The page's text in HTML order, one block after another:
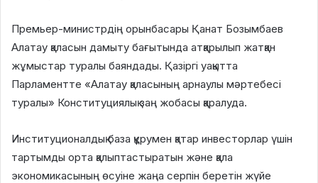
Премьер-министрдің орынбасары Қанат Бозымбаев
Алатау қаласын дамыту бағытында атқарылып жатқан
жұмыстар туралы баяндады. Қазіргі уақытта
Парламентте «Алатау қаласының арнаулы мәртебесі
туралы» Конституциялық заң жобасы қаралуда.
Институционалдық база құрумен қатар инвесторлар үшін
тартымды орта қалыптастыратын және қала
экономикасының өсуіне жаңа серпін беретін жүйе